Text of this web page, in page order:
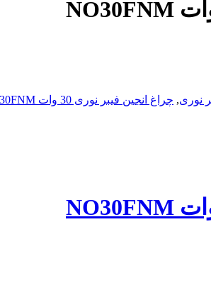
نوری, چراغ انجین فیبر نوری 30 وات NO30FNM